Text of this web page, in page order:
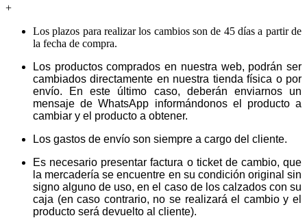
+
Los plazos para realizar los cambios son de 45 días a partir de
la fecha de compra.
Los productos comprados en nuestra web, podrán ser
cambiados directamente en nuestra tienda física o por
envío. En este último caso, deberán enviarnos un
mensaje de WhatsApp informándonos el producto a
cambiar y el producto a obtener.
Los gastos de envío son siempre a cargo del cliente.
Es necesario presentar factura o ticket de cambio, que
la mercadería se encuentre en su condición original sin
signo alguno de uso, en el caso de los calzados con su
caja (en caso contrario, no se realizará el cambio y el
producto será devuelto al cliente).